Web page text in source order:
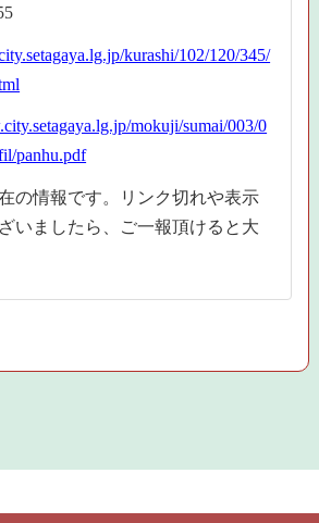
kurashi/102/120/345/
mokuji/sumai/003/0
panhu.pdf
の情報です。リンク切れや表示
いましたら、ご一報頂けると大